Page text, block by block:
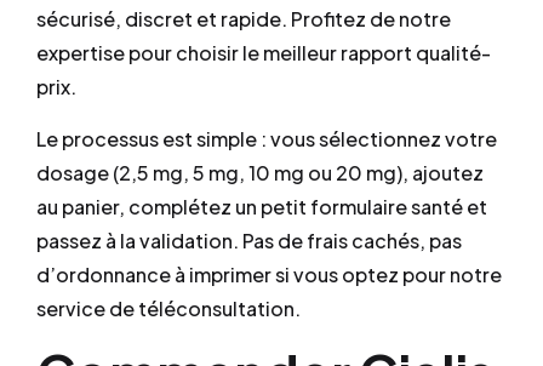
sécurisé, discret et rapide. Profitez de notre
expertise pour choisir le meilleur rapport qualité-
prix.
Le processus est simple : vous sélectionnez votre
dosage (2,5 mg, 5 mg, 10 mg ou 20 mg), ajoutez
au panier, complétez un petit formulaire santé et
passez à la validation. Pas de frais cachés, pas
d’ordonnance à imprimer si vous optez pour notre
service de téléconsultation.